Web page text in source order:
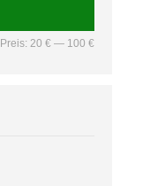
Preis: 20 € — 100 €